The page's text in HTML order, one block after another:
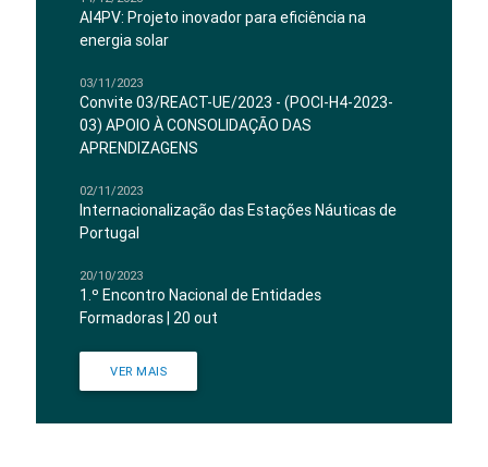
AI4PV: Projeto inovador para eficiência na
energia solar
03/11/2023
Convite 03/REACT-UE/2023 - (POCI-H4-2023-
03) APOIO À CONSOLIDAÇÃO DAS
APRENDIZAGENS
02/11/2023
Internacionalização das Estações Náuticas de
Portugal
20/10/2023
1.º Encontro Nacional de Entidades
Formadoras | 20 out
VER MAIS